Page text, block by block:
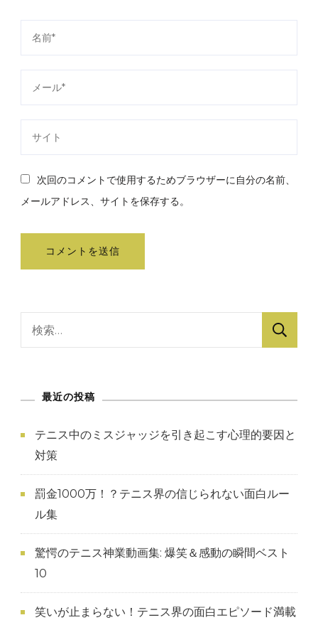
次回のコメントで使用するためブラウザーに自分の名前、
メールアドレス、サイトを保存する。
最近の投稿
テニス中のミスジャッジを引き起こす心理的要因と
対策
罰金1000万！？テニス界の信じられない面白ルー
ル集
驚愕のテニス神業動画集: 爆笑＆感動の瞬間ベスト
10
笑いが止まらない！テニス界の面白エピソード満載